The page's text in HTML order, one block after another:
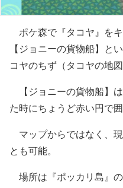
ポケ森で『タコヤ』を
【ジョニーの貨物船】と
コヤのちず（タコヤの地
【ジョニーの貨物船】
た時にちょうど赤い円で
マップからではなく、
とも可能。
場所は『ポッカリ島』